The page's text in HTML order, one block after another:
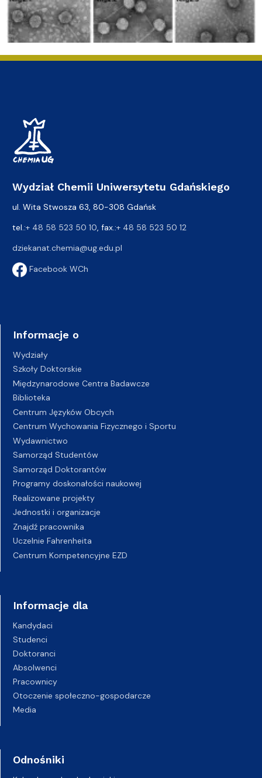
Wydział Chemii Uniwersytetu Gdańskiego
ul. Wita Stwosza 63, 80-308 Gdańsk
tel.:+ 48 58 523 50 10 , fax.:+ 48 58 523 50 12
dziekanat.chemia@ug.edu.pl
Facebook WCh
Informacje o
Wydziały
Szkoły Doktorskie
Międzynarodowe Centra Badawcze
Biblioteka
Centrum Języków Obcych
Centrum Wychowania Fizycznego i Sportu
Wydawnictwo
Samorząd Studentów
Samorząd Doktorantów
Programy doskonałości naukowej
Realizowane projekty
Jednostki i organizacje
Znajdź pracownika
Uczelnie Fahrenheita
Centrum Kompetencyjne EZD
Informacje dla
Kandydaci
Studenci
Doktoranci
Absolwenci
Pracownicy
Otoczenie społeczno-gospodarcze
Media
Odnośniki